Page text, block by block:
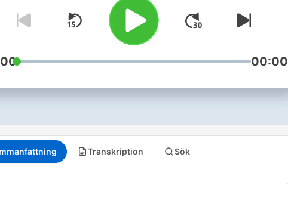
Executivo Jornal da Câmara
dos Deputados Jornal do
00:00
Transkription Sök